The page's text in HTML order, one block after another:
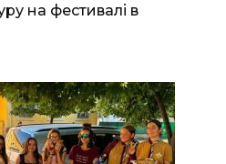
на фестивалі в